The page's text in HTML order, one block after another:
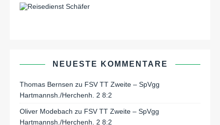
NEUESTE KOMMENTARE
Thomas Bernsen zu FSV TT Zweite – SpVgg
Hartmannsh./Herchenh. 2 8:2
Oliver Modebach zu FSV TT Zweite – SpVgg
Hartmannsh./Herchenh. 2 8:2